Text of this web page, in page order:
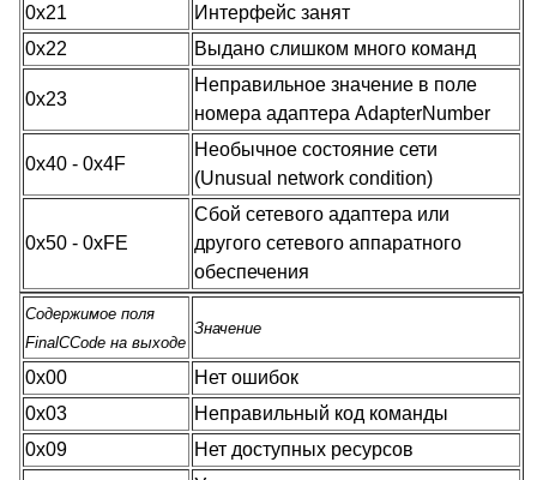
0x21
Интерфейс занят
0x22
Выдано слишком много команд
0x23
Неправильное значение в поле
номера адаптера AdapterNumber
0x40 - 0x4F
Необычное состояние сети
(Unusual network condition)
0x50 - 0xFE
Сбой сетевого адаптера или
другого сетевого аппаратного
обеспечения
Содержимое поля
FinalCCode на выходе
Значение
0x00
Нет ошибок
0x03
Неправильный код команды
0x09
Нет доступных ресурсов